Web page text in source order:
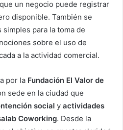
un negocio puede registrar
disponible. También se
para la toma de
sobre el uso de
a la actividad comercial.
por la Fundación El Valor de
sede en la ciudad que
social y actividades
Coworking. Desde la